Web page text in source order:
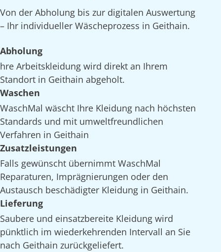
Von der Abholung bis zur digitalen Auswertung
– Ihr individueller Wäscheprozess in Geithain.
Abholung
hre Arbeitskleidung wird direkt an Ihrem
Standort in Geithain abgeholt.
Waschen
WaschMal wäscht Ihre Kleidung nach höchsten
Standards und mit umweltfreundlichen
Verfahren in Geithain
Zusatzleistungen
Falls gewünscht übernimmt WaschMal
Reparaturen, Imprägnierungen oder den
Austausch beschädigter Kleidung in Geithain.
Lieferung
Saubere und einsatzbereite Kleidung wird
pünktlich im wiederkehrenden Intervall an Sie
nach Geithain zurückgeliefert.